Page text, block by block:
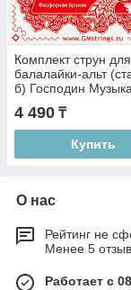
Комплект струн для
балалайки-альт
б) Господин
4 490 ₸
Купить
О нас
Рейтинг не
Менее 5
Работает с